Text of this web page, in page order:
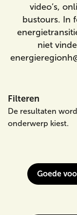
video’s,
bustours. In
niet
Filteren
De resultaten
onderwerp kiest.
Type content